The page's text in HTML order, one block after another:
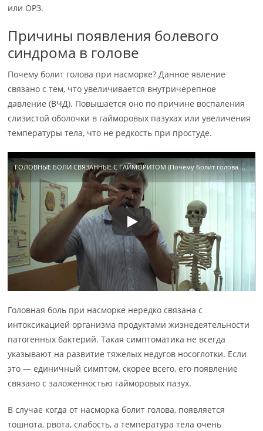
или ОРЗ.
Причины появления болевого
синдрома в голове
Почему болит голова при насморке? Данное явление
связано с тем, что увеличивается внутричерепное
давление (ВЧД). Повышается оно по причине воспаления
слизистой оболочки в гайморовых пазухах или увеличения
температуры тела, что не редкость при простуде.
ГОЛОВНЫЕ БОЛИ СВЯЗАННЫЕ С ГАЙМОРИТОМ (Почему болит голова при гайморите)
Головная боль при насморке нередко связана с
интоксикацией организма продуктами жизнедеятельности
патогенных бактерий. Такая симптоматика не всегда
указывают на развитие тяжелых недугов носоглотки. Если
это — единичный симптом, скорее всего, его появление
связано с заложенностью гайморовых пазух.
В случае когда от насморка болит голова, появляется
тошнота, рвота, слабость, а температура тела очень